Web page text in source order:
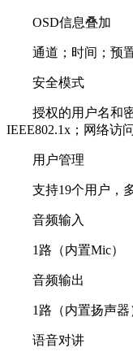
OSD信息叠加
通道；时间；预置
安全模式
授权的用户名和密
IEEE802.1x；网络访
用户管理
支持19个用户，多
音频输入
1路（内置Mic）
音频输出
1路（内置扬声器
语音对讲